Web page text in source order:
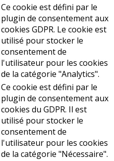
Ce cookie est défini par le
plugin de consentement aux
cookies GDPR. Le cookie est
utilisé pour stocker le
consentement de
l'utilisateur pour les cookies
de la catégorie "Analytics".
Ce cookie est défini par le
plugin de consentement aux
cookies du GDPR. Il est
utilisé pour stocker le
consentement de
l'utilisateur pour les cookies
de la catégorie "Nécessaire".